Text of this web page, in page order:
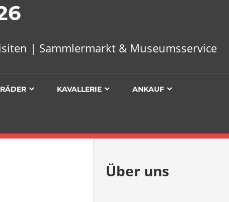
| Sammlermarkt & Museumsservice
KAVALLERIE ANKAUF
Über uns